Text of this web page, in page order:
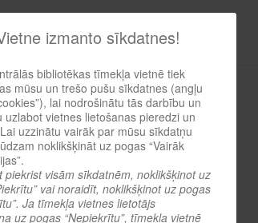
izmanto sīkdatnes!
bibliotēkas tīmekļa vietnē tiek
mūsu un trešo pušu sīkdatnes (angļu
lai nodrošinātu tās darbību un
uzlabot vietnes lietošanas pieredzi un
uzzinātu vairāk par mūsu sīkdatņu
noklikšķināt uz pogas “Vairāk
piekrist visām sīkdatnēm, noklikšķinot uz
vai noraidīt, noklikšķinot uz pogas
Ja tīmekļa vietnes lietotājs
uz pogas “Nepiekrītu”, tīmekļa vietnē